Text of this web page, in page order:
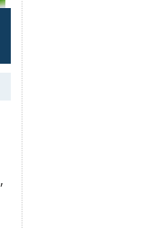
,